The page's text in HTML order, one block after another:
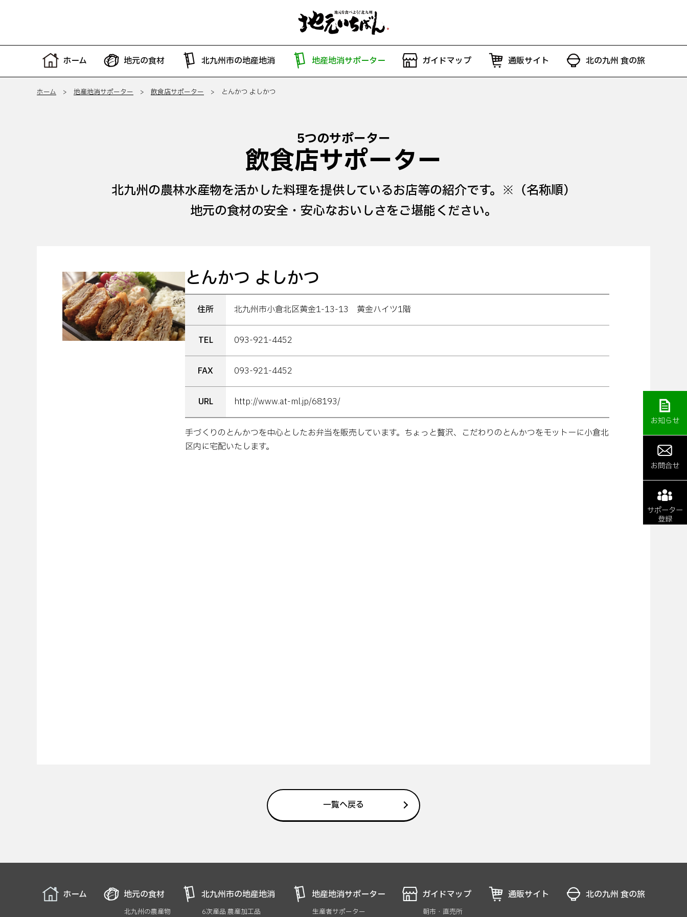
ホーム 地元の食材 北九州市の地産地消 地産地消サポーター ガイドマップ 通販サイト 北の九州 食の旅
お知らせ
お問合せ
サポーター
登録
ホーム > 地産地消サポーター > 飲食店サポーター > とんかつ よしかつ
5つのサポーター
飲食店サポーター
北九州の農林水産物を活かした料理を提供しているお店等の紹介です。※（名称順）
地元の食材の安全・安心なおいしさをご堪能ください。
とんかつ よしかつ
住所 北九州市小倉北区黄金1-13-13 黄金ハイツ1階
TEL 093-921-4452
FAX 093-921-4452
URL http://www.at-ml.jp/68193/
手づくりのとんかつを中心としたお弁当を販売しています。ちょっと贅沢、こだわりのとんかつをモットーに小倉北
区内に宅配いたします。
一覧へ戻る
ホーム 地元の食材
北九州の農産物
北九州市の地産地消
6次産品 農産加工品
地産地消サポーター
生産者サポーター
ガイドマップ
朝市・直売所
通販サイト 北の九州 食の旅